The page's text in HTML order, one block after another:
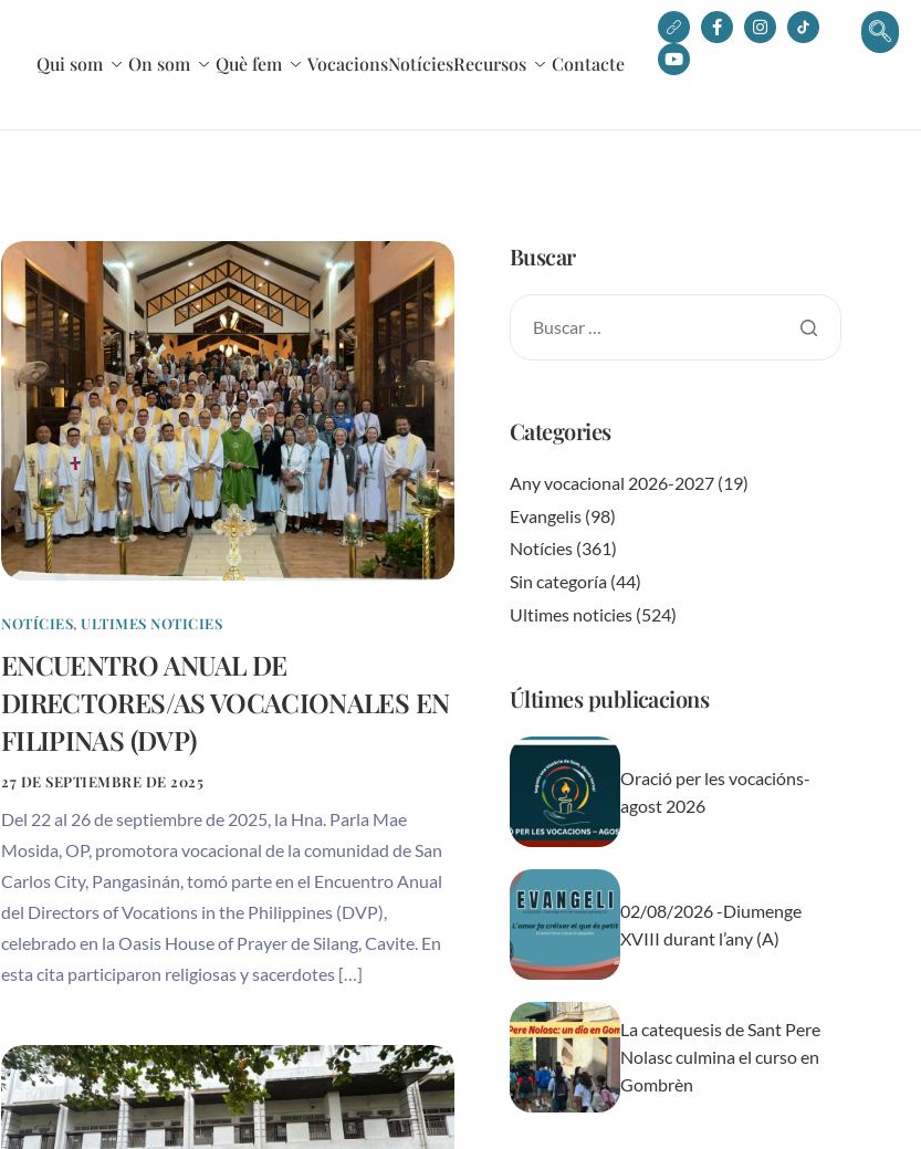
Qui som On som Què fem VocacionsNotíciesRecursos Contacte
NOTÍCIES,ULTIMES NOTICIES
ENCUENTRO ANUAL DE
DIRECTORES/AS VOCACIONALES EN
FILIPINAS (DVP)
27 DE SEPTIEMBRE DE 2025
Del 22 al 26 de septiembre de 2025, la Hna. Parla Mae
Mosida, OP, promotora vocacional de la comunidad de San
Carlos City, Pangasinán, tomó parte en el Encuentro Anual
del Directors of Vocations in the Philippines (DVP),
celebrado en la Oasis House of Prayer de Silang, Cavite. En
esta cita participaron religiosas y sacerdotes […]
Buscar
Categories
Any vocacional 2026-2027 (19)
Evangelis (98)
Notícies (361)
Sin categoría (44)
Ultimes noticies (524)
Últimes publicacions
Oració per les vocacións-
agost 2026
02/08/2026 -Diumenge
XVIII durant l’any (A)
La catequesis de Sant Pere
Nolasc culmina el curso en
Gombrèn